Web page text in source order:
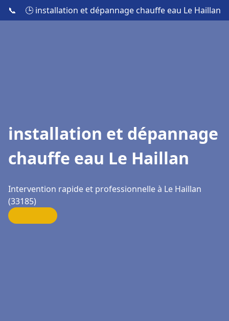
📞 🕒 installation et dépannage chauffe eau Le Haillan
installation et dépannage
chauffe eau Le Haillan
Intervention rapide et professionnelle à Le Haillan
(33185)